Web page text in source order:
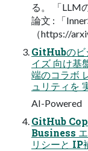
る。 「LLM
論文 : 「
（https://
GitHubのビ
イズ 向け
端のコラボ
ュリティを
AI-Powered
GitHub
Business エ
リシーと IP